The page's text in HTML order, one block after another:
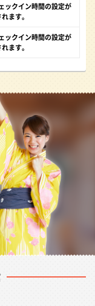
ックイン時間の設定が
ます。
ックイン時間の設定が
ます。